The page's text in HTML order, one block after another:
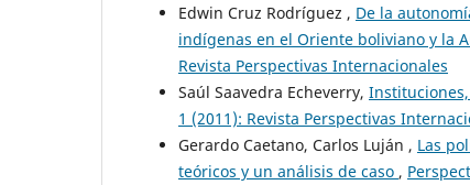
Edwin Cruz Rodríguez , De la
indígenas en el Oriente boliviano y la
Revista Perspectivas Internacionales
Saúl Saavedra Echeverry,
1 (2011): Revista Perspectivas
Gerardo Caetano, Carlos Luján , Las
teóricos y un análisis de caso ,